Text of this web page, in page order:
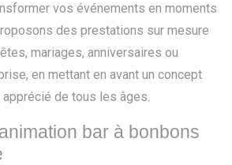
vos événements en moments
des prestations sur mesure
mariages, anniversaires ou
en mettant en avant un concept
de tous les âges.
bar à bonbons